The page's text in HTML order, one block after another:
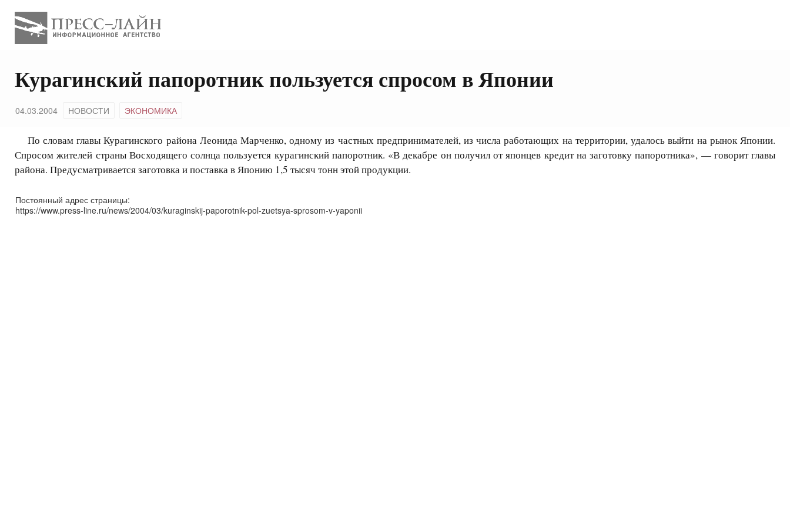
Курагинский папоротник пользуется спросом в Японии
04.03.2004 НОВОСТИ ЭКОНОМИКА
По словам главы Курагинского района Леонида Марченко, одному из частных предпринимателей, из числа работающих на территории, удалось выйти на рынок Японии.
Спросом жителей страны Восходящего солнца пользуется курагинский папоротник. «В декабре он получил от японцев кредит на заготовку папоротника», — говорит главы
района. Предусматривается заготовка и поставка в Японию 1,5 тысяч тонн этой продукции.
Постоянный адрес страницы:
https://www.press-line.ru/news/2004/03/kuraginskij-paporotnik-pol-zuetsya-sprosom-v-yaponii